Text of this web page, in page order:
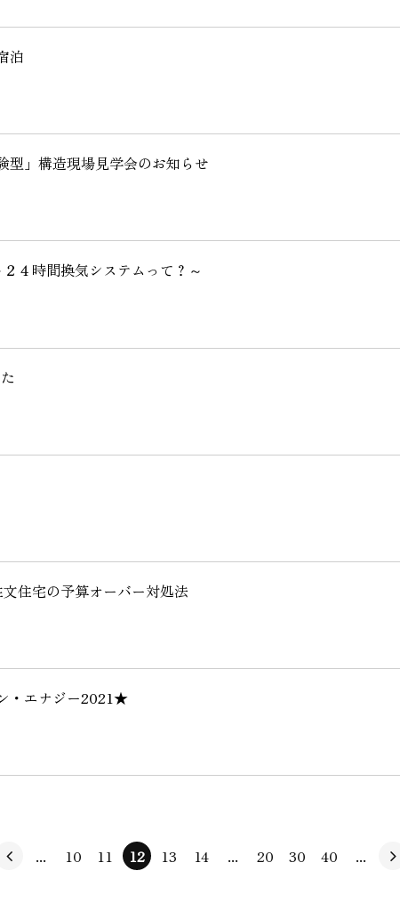
オンライン相談
泊
型」構造現場見学会のお知らせ
４時間換気システムって？～
住宅の予算オーバー対処法
・エナジー2021★
... 10 11 12 13 14 ... 20 30 40 ...